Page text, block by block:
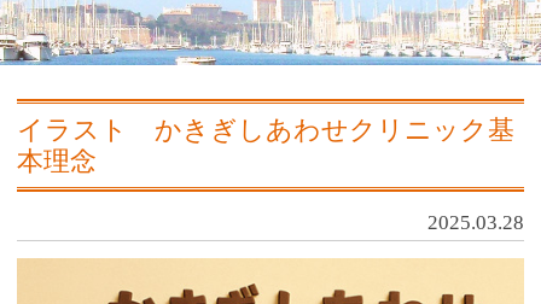
イラスト かきぎしあわせクリニック基
本理念
2025.03.28